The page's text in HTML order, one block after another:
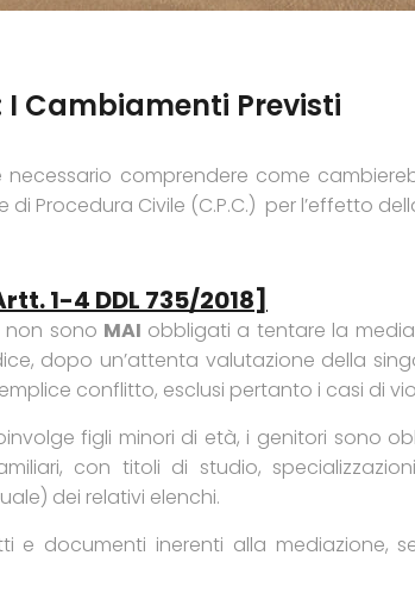
I Cambiamenti Previsti
necessario comprendere come
Procedura Civile (C.P.C.) per l’effetto
1-4 DDL 735/2018]
non sono MAI obbligati a tentare la
dopo un’attenta valutazione della
conflitto, esclusi pertanto i casi di
figli minori di età, i genitori sono
con titoli di studio,
dei relativi elenchi.
e documenti inerenti alla